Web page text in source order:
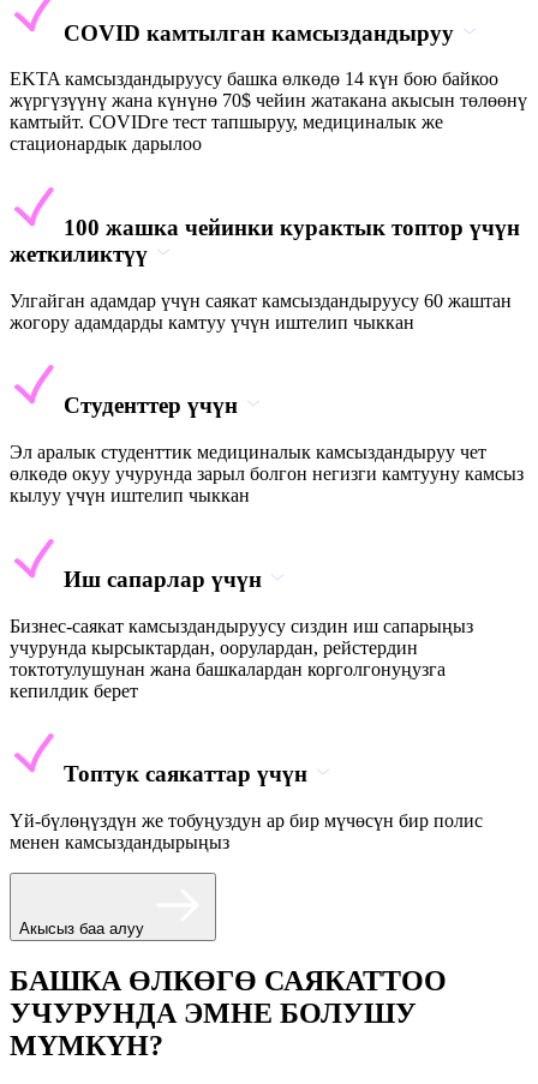
COVID камтылган камсыздандыруу
EKTA камсыздандыруусу башка өлкөдө 14 күн бою байкоо
жүргүзүүнү жана күнүнө 70$ чейин жатакана акысын төлөөнү
камтыйт. COVIDге тест тапшыруу, медициналык же
стационардык дарылоо
100 жашка чейинки курактык топтор үчүн
жеткиликтүү
Улгайган адамдар үчүн саякат камсыздандыруусу 60 жаштан
жогору адамдарды камтуу үчүн иштелип чыккан
Студенттер үчүн
Эл аралык студенттик медициналык камсыздандыруу чет
өлкөдө окуу учурунда зарыл болгон негизги камтууну камсыз
кылуу үчүн иштелип чыккан
Иш сапарлар үчүн
Бизнес-саякат камсыздандыруусу сиздин иш сапарыңыз
учурунда кырсыктардан, оорулардан, рейстердин
токтотулушунан жана башкалардан корголгонуңузга
кепилдик берет
Топтук саякаттар үчүн
Үй-бүлөңүздүн же тобуңуздун ар бир мүчөсүн бир полис
менен камсыздандырыңыз
Акысыз баа алуу
БАШКА ӨЛКӨГӨ САЯКАТТОО
УЧУРУНДА ЭМНЕ БОЛУШУ
МҮМКҮН?